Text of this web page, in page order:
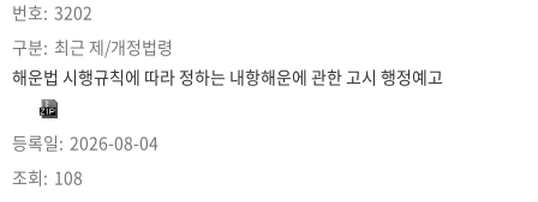
3202
최근 제/개정법령
해운법 시행규칙에 따라 정하는 내항해운에 관한 고시 행정예고
2026-08-04
108